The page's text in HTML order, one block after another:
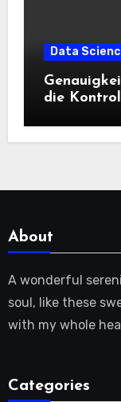
Data
die
About
A wonderful
soul, like these
with my whole
Categories